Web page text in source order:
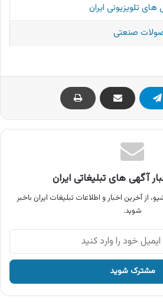
های تلویزیونی ایران
صنعتی
آگهی های تبلیغاتی ایران
از آخرین اخبار و اطلاعات تبلیغات ایران باخبر
شوید.